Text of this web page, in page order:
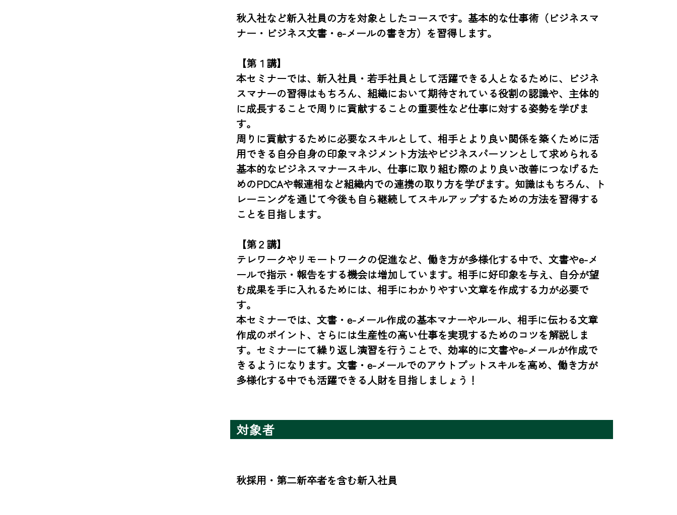
秋入社など新入社員の方を対象としたコースです。基本的な仕事術（ビジネスマ
ナー・ビジネス文書・e-メールの書き方）を習得します。
【第１講】
本セミナーでは、新入社員・若手社員として活躍できる人となるために、ビジネ
スマナーの習得はもちろん、組織において期待されている役割の認識や、主体的
に成長することで周りに貢献することの重要性など仕事に対する姿勢を学びま
す。
周りに貢献するために必要なスキルとして、相手とより良い関係を築くために活
用できる自分自身の印象マネジメント方法やビジネスパーソンとして求められる
基本的なビジネスマナースキル、仕事に取り組む際のより良い改善につなげるた
めのPDCAや報連相など組織内での連携の取り方を学びます。知識はもちろん、ト
レーニングを通じて今後も自ら継続してスキルアップするための方法を習得する
ことを目指します。
【第２講】
テレワークやリモートワークの促進など、働き方が多様化する中で、文書やe-メ
ールで指示・報告をする機会は増加しています。相手に好印象を与え、自分が望
む成果を手に入れるためには、相手にわかりやすい文章を作成する力が必要で
す。
本セミナーでは、文書・e-メール作成の基本マナーやルール、相手に伝わる文章
作成のポイント、さらには生産性の高い仕事を実現するためのコツを解説しま
す。セミナーにて繰り返し演習を行うことで、効率的に文書やe-メールが作成で
きるようになります。文書・e-メールでのアウトプットスキルを高め、働き方が
多様化する中でも活躍できる人財を目指しましょう！
対象者
秋採用・第二新卒者を含む新入社員